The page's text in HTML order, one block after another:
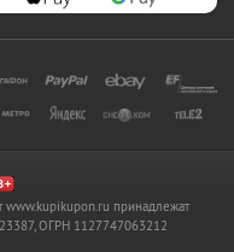
www.kupikupon.ru принадлежат
ОГРН 1127747063212